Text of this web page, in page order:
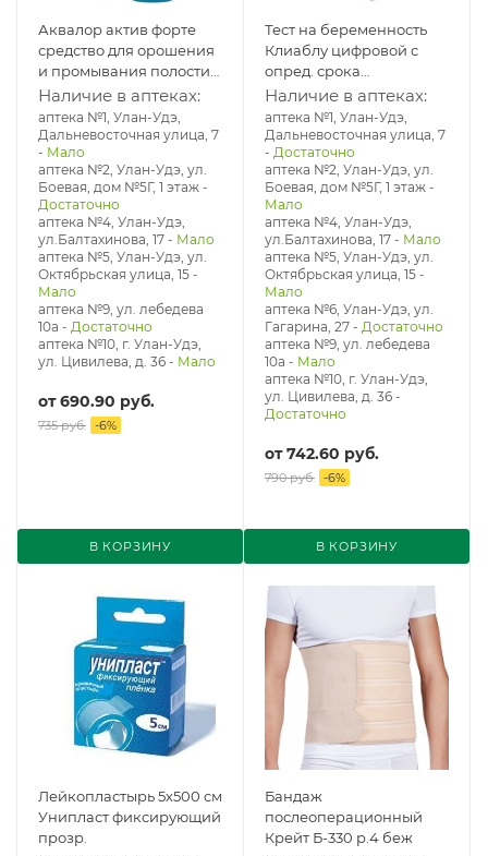
Аквалор актив форте
средство для орошения
и промывания полости
носа 150 мл
Наличие в аптеках:
аптека №1, Улан-Удэ,
Дальневосточная улица, 7
- Мало
аптека №2, Улан-Удэ, ул.
Боевая, дом №5Г, 1 этаж -
Достаточно
аптека №4, Улан-Удэ,
ул.Балтахинова, 17 - Мало
аптека №5, Улан-Удэ, ул. ​
Октябрьская улица, 15 -
Мало
аптека №9, ул. лебедева
10а - Достаточно
аптека №10, г. Улан-Удэ,
ул. Цивилева, д. 36 - Мало
от690.90 руб.
735 руб. -6%
В КОРЗИНУ
Тест на беременность
Клиаблу цифровой с
опред. срока
беременности
Наличие в аптеках:
аптека №1, Улан-Удэ,
Дальневосточная улица, 7
- Достаточно
аптека №2, Улан-Удэ, ул.
Боевая, дом №5Г, 1 этаж -
Мало
аптека №4, Улан-Удэ,
ул.Балтахинова, 17 - Мало
аптека №5, Улан-Удэ, ул. ​
Октябрьская улица, 15 -
Мало
аптека №6, Улан-Удэ, ул.
Гагарина, 27 - Достаточно
аптека №9, ул. лебедева
10а - Мало
аптека №10, г. Улан-Удэ,
ул. Цивилева, д. 36 -
Достаточно
от742.60 руб.
790 руб. -6%
В КОРЗИНУ
Лейкопластырь 5х500 см
Унипласт фиксирующий
прозр.
Бандаж
послеоперационный
Крейт Б-330 р.4 беж